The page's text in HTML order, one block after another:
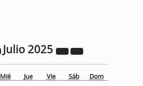
Julio 2025
Mié Jue Vie Sáb Dom